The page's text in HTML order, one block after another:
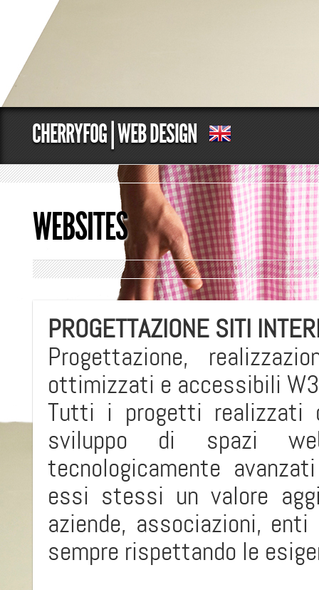
CHERRYFOG | WEB DESIGN
WEBSITES
PROGETTAZIONE SITI
Progettazione,
ottimizzati e accessibili
Tutti i progetti realizzati
sviluppo di spazi
tecnologicamente
essi stessi un valore
aziende, associazioni,
sempre rispettando le